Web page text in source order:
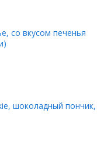
со вкусом печенья
шоколадный пончик,